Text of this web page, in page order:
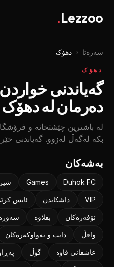
Lezzoo
.
سەرەتا ‹ دهۆک
دهۆک
گەیاندنی
دەرمان لە دهۆک
لە باشترین چێشتخانە و
بکە لەگەڵ لەزوو. گەیاندنی
بەشەکان
Duhok FC
Games
VIP داشکاندن ئایس
ئۆفەرەکان بقلاوه‌
وافڵ دایت و ته‌واوکه‌ره‌کان
عاشقانی قاوه گوڵ